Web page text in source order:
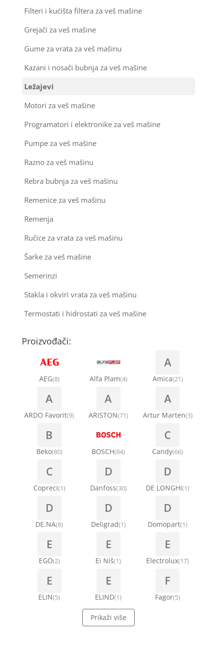
Filteri i kućišta filtera za veš mašine
Grejači za veš mašine
Gume za vrata za veš mašinu
Kazani i nosači bubnja za veš mašine
Ležajevi
Motori za veš mašine
Programatori i elektronike za veš mašine
Pumpe za veš mašine
Razno za veš mašinu
Rebra bubnja za veš mašinu
Remenice za veš mašinu
Remenja
Ručice za vrata za veš mašinu
Šarke za veš mašine
Semerinzi
Stakla i okviri vrata za veš mašinu
Termostati i hidrostati za veš mašine
Proizvođači:
AEG(8) Alfa Plam(4)
A
Amica(21)
A
ARDO Favorit(9)
A
ARISTON(71)
A
Artur Marten(3)
B
Beko(80) BOSCH(84)
C
Candy(66)
C
Copreci(1)
D
Danfoss(30)
D
DE LONGHI(1)
D
DE.NA(8)
D
Deligrad(1)
D
Domopart(1)
E
EGO(2)
E
Ei Niš(1)
E
Electrolux(17)
E
ELIN(5)
E
ELIND(1)
F
Fagor(5)
Prikaži više